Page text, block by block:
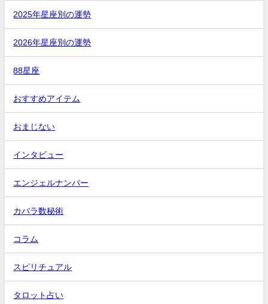
2025年星座別の運勢
2026年星座別の運勢
88星座
おすすめアイテム
おまじない
インタビュー
エンジェルナンバー
カバラ数秘術
コラム
スピリチュアル
タロット占い